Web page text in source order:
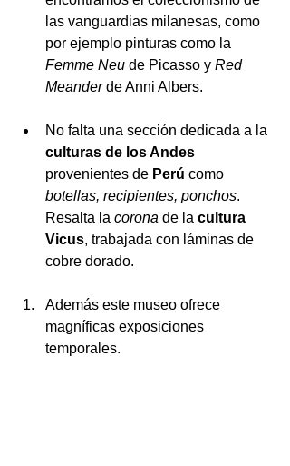
las vanguardias milanesas, como
por ejemplo pinturas como la
Femme Neu de Picasso y Red
Meander de Anni Albers.
No falta una sección dedicada a la
culturas de los Andes
provenientes de Perú como
botellas, recipientes, ponchos.
Resalta la corona de la cultura
Vicus, trabajada con láminas de
cobre dorado.
Además este museo ofrece
magníficas exposiciones
temporales.